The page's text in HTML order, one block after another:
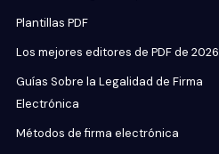
Plantillas PDF
Los mejores editores de PDF de 2026
Guías Sobre la Legalidad de Firma
Electrónica
Métodos de firma electrónica